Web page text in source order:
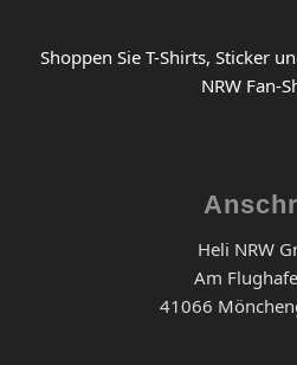
Shoppen Sie T-Shirts, Sticker
NRW Fan-
Heli NRW
Am
41066